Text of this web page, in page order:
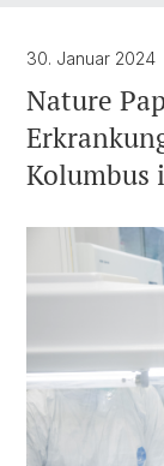
30. Januar 2024
Nature
Kolumbus